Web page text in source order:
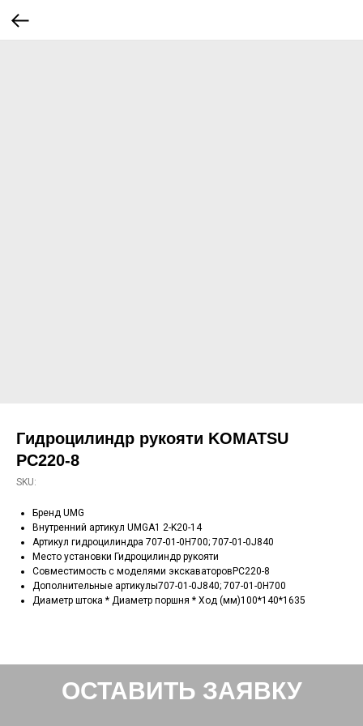
Гидроцилиндр рукояти KOMATSU
PC220-8
SKU:
Бренд UMG
Внутренний артикул UMGA1 2-K20-14
Артикул гидроцилиндра 707-01-0H700; 707-01-0J840
Место установки Гидроцилиндр рукояти
Совместимость с моделями экскаваторовPC220-8
Дополнительные артикулы707-01-0J840; 707-01-0H700
Диаметр штока * Диаметр поршня * Ход (мм)100*140*1635
ОСТАВИТЬ ЗАЯВКУ